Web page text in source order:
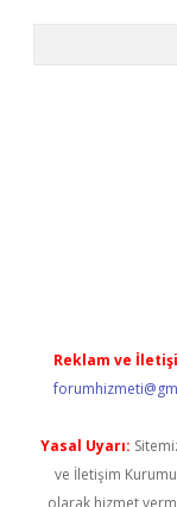
Reklam ve
Yasal Uyarı:
ve İletişim Kurumu
olarak hizmet